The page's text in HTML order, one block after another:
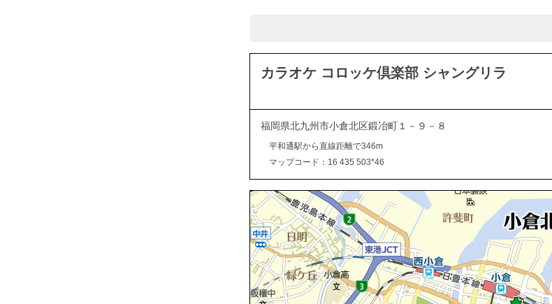
カラオケ コロッケ倶楽部 シャングリラ
福岡県北九州市小倉北区鍛冶町１－９－８
平和通駅から直線距離で346m
マップコード：16 435 503*46